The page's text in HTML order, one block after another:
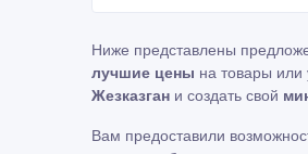
Ниже представлены
лучшие цены на товары или
Жезказган и создать свой
Вам предоставили